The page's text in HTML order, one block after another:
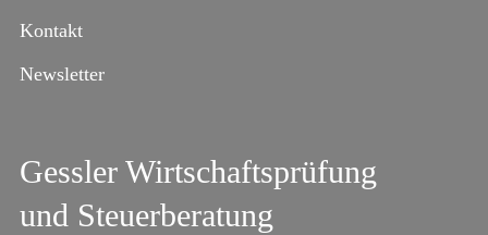
Kontakt
Newsletter
Gessler Wirtschaftsprüfung
und Steuerberatung